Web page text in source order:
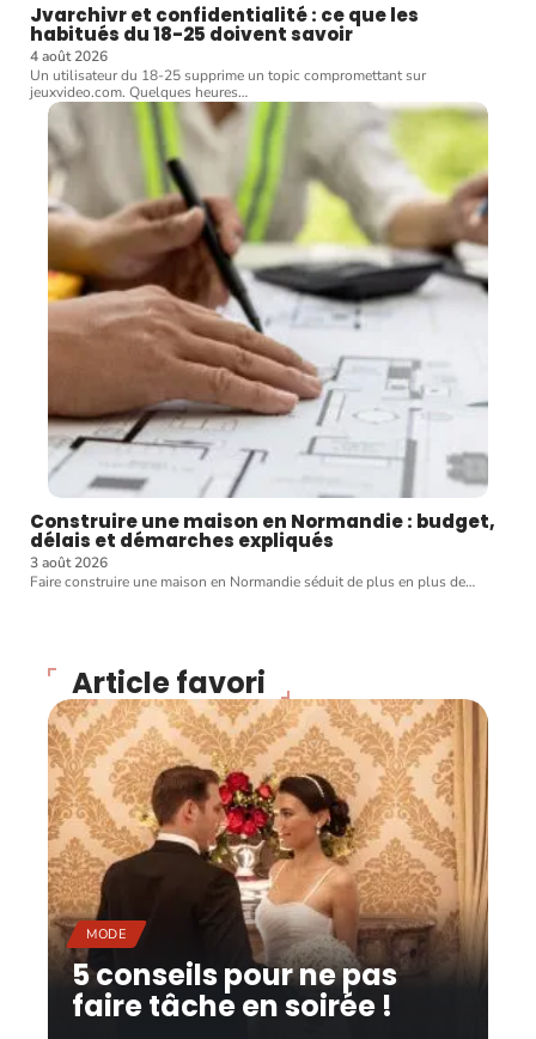
Jvarchivr et confidentialité : ce que les
habitués du 18-25 doivent savoir
4 août 2026
Un utilisateur du 18-25 supprime un topic compromettant sur
jeuxvideo.com. Quelques heures…
Construire une maison en Normandie : budget,
délais et démarches expliqués
3 août 2026
Faire construire une maison en Normandie séduit de plus en plus de…
Article favori
MODE
5 conseils pour ne pas
faire tâche en soirée !